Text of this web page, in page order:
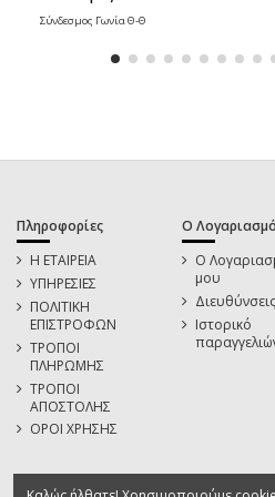
Σύνδεσμος Γωνία Θ-Θ
Πληροφορίες
Η ΕΤΑΙΡΕΙΑ
ΥΠΗΡΕΣΙΕΣ
ΠΟΛΙΤΙΚΗ
ΕΠΙΣΤΡΟΦΩΝ
ΤΡΟΠΟΙ
ΠΛΗΡΩΜΗΣ
ΤΡΟΠΟΙ
ΑΠΟΣΤΟΛΗΣ
ΟΡΟΙ ΧΡΗΣΗΣ
Ο
Ο
μου
Διευθύνσεις
Ιστορικό